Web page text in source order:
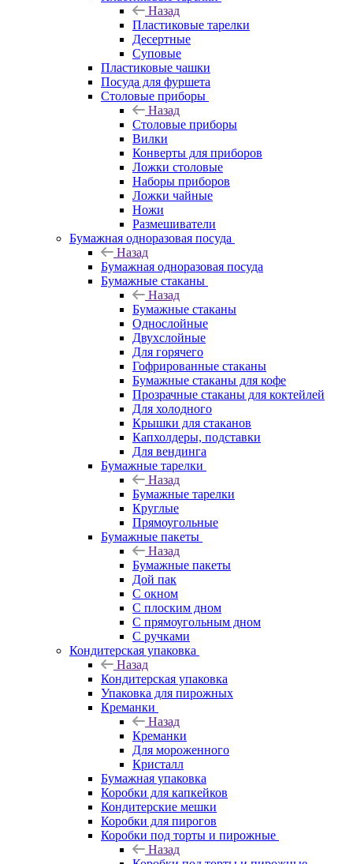
Назад
Пластиковые тарелки
Десертные
Суповые
Пластиковые чашки
Посуда для фуршета
Столовые приборы
Назад
Столовые приборы
Вилки
Конверты для приборов
Ложки столовые
Наборы приборов
Ложки чайные
Ножи
Размешиватели
Бумажная одноразовая посуда
Назад
Бумажная одноразовая посуда
Бумажные стаканы
Назад
Бумажные стаканы
Однослойные
Двухслойные
Для горячего
Гофрированные стаканы
Бумажные стаканы для кофе
Прозрачные стаканы для коктейлей
Для холодного
Крышки для стаканов
Капхолдеры, подставки
Для вендинга
Бумажные тарелки
Назад
Бумажные тарелки
Круглые
Прямоугольные
Бумажные пакеты
Назад
Бумажные пакеты
Дой пак
С окном
С плоским дном
С прямоугольным дном
С ручками
Кондитерская упаковка
Назад
Кондитерская упаковка
Упаковка для пирожных
Креманки
Назад
Креманки
Для мороженного
Кристалл
Бумажная упаковка
Коробки для капкейков
Кондитерские мешки
Коробки для пирогов
Коробки под торты и пирожные
Назад